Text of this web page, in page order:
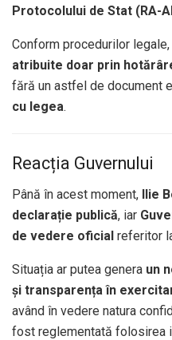
Protocolului de Stat (RA-
Conform procedurilor legale,
atribuite doar prin
fără un astfel de document
cu legea.
Reacția Guvernului
Până în acest moment, Ilie
declarație publică, iar
de vedere oficial referitor
Situația ar putea genera un
și transparența în
având în vedere natura
fost reglementată folosirea